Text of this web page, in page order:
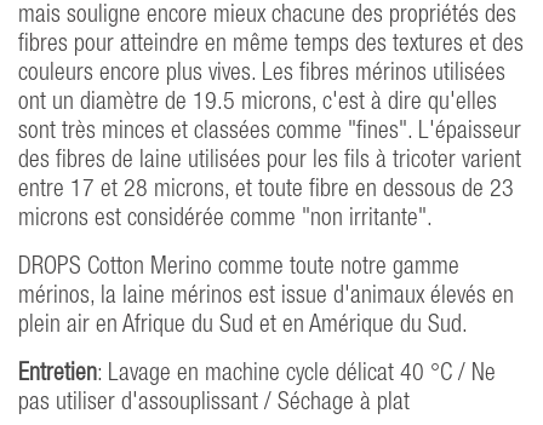
mais souligne encore mieux chacune des propriétés des
fibres pour atteindre en même temps des textures et des
couleurs encore plus vives. Les fibres mérinos utilisées
ont un diamètre de 19.5 microns, c'est à dire qu'elles
sont très minces et classées comme "fines". L'épaisseur
des fibres de laine utilisées pour les fils à tricoter varient
entre 17 et 28 microns, et toute fibre en dessous de 23
microns est considérée comme "non irritante".
DROPS Cotton Merino comme toute notre gamme
mérinos, la laine mérinos est issue d'animaux élevés en
plein air en Afrique du Sud et en Amérique du Sud.
Entretien: Lavage en machine cycle délicat 40 °C / Ne
pas utiliser d'assouplissant / Séchage à plat